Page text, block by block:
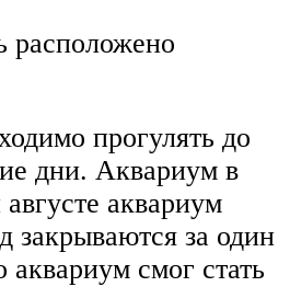
расположено
прогулять до
дни. Аквариум в
аквариум
закрываются за один
смог стать